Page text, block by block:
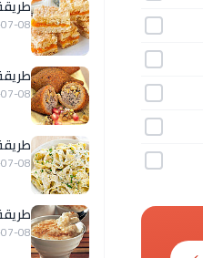
08
08
08
طريقة
08